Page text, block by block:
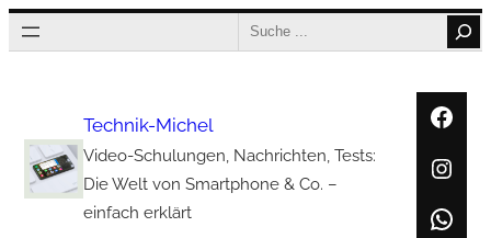
Zum
Inhalt
Search
Technik-Michel
Video-Schulungen, Nachrichten, Tests:
Die Welt von Smartphone & Co. –
einfach erklärt